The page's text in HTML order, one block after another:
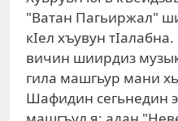
"Ватан Пагьиржал"
кIел хъувун
вичин шиирдиз
гила машгьур мани
Шафидин сегьнедин